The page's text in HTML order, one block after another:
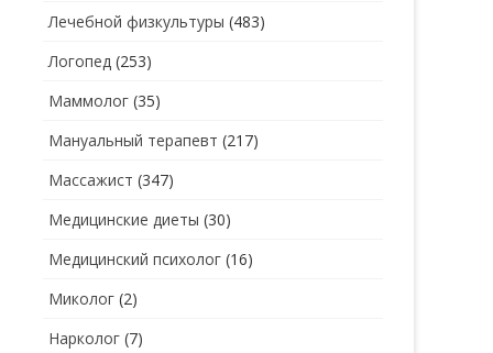
Лечебной физкультуры (483)
Логопед (253)
Маммолог (35)
Мануальный терапевт (217)
Массажист (347)
Медицинские диеты (30)
Медицинский психолог (16)
Миколог (2)
Нарколог (7)